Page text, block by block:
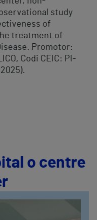
study
of
treatment of
Promotor:
Codi CEIC: PI-
o centre